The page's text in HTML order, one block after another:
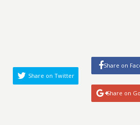
Share on Twitter
Share on
Share on